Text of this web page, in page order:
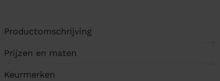
Productomschrijving
Prijzen en maten
Keurmerken